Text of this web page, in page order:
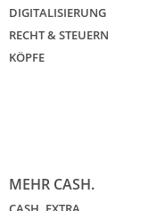
DIGITALISIERUNG
RECHT & STEUERN
KÖPFE
MEHR CASH.